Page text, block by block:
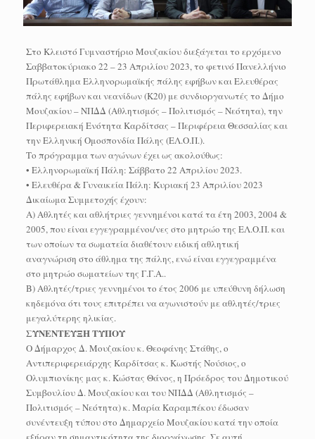
Στο Κλειστό Γυμναστήριο Μουζακίου διεξάγεται το ερχόμενο
Σαββατοκύριακο 22 – 23 Απριλίου 2023, το φετινό Πανελλήνιο
Πρωτάθλημα Ελληνορωμαϊκής πάλης εφήβων και Ελευθέρας
πάλης εφήβων και νεανίδων (Κ20) με συνδιοργανωτές το Δήμο
Μουζακίου – ΝΠΔΔ (Αθλητισμός – Πολιτισμός – Νεότητα), την
Περιφερειακή Ενότητα Καρδίτσας – Περιφέρεια Θεσσαλίας και
την Ελληνική Ομοσπονδία Πάλης (ΕΛ.Ο.Π.).
Το πρόγραμμα των αγώνων έχει ως ακολούθως:
• Ελληνορωμαϊκή Πάλη: Σάββατο 22 Απριλίου 2023.
• Ελευθέρα & Γυναικεία Πάλη: Κυριακή 23 Απριλίου 2023
Δικαίωμα Συμμετοχής έχουν:
Α) Αθλητές και αθλήτριες γεννημένοι κατά τα έτη 2003, 2004 &
2005, που είναι εγγεγραμμένοι/νες στο μητρώο της ΕΛ.Ο.Π. και
των οποίων τα σωματεία διαθέτουν ειδική αθλητική
αναγνώριση στο άθλημα της πάλης, ενώ είναι εγγεγραμμένα
στο μητρώο σωματείων της Γ.Γ.Α..
Β) Αθλητές/τριες γεννημένοι το έτος 2006 με υπεύθυνη δήλωση
κηδεμόνα ότι τους επιτρέπει να αγωνιστούν με αθλητές/τριες
μεγαλύτερης ηλικίας.
ΣΥΝΕΝΤΕΥΞΗ ΤΥΠΟΥ
Ο Δήμαρχος Δ. Μουζακίου κ. Θεοφάνης Στάθης, ο
Αντιπεριφερειάρχης Καρδίτσας κ. Κωστής Νούσιος, ο
Ολυμπιονίκης μας κ. Κώστας Θάνος, η Πρόεδρος του Δημοτικού
Συμβουλίου Δ. Μουζακίου και του ΝΠΔΔ (Αθλητισμός –
Πολιτισμός – Νεότητα) κ. Μαρία Καραμπέκου έδωσαν
συνέντευξη τύπου στο Δημαρχείο Μουζακίου κατά την οποία